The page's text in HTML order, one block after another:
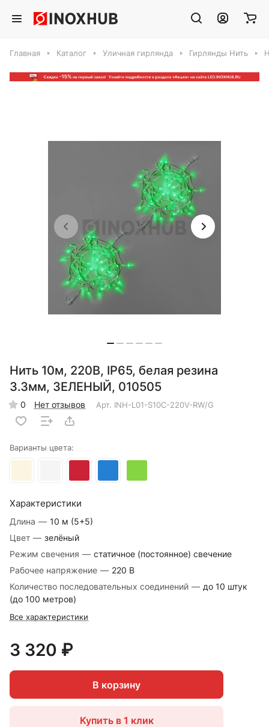
Главная Каталог Уличная гирлянда Гирлянды Нить
Нить 10м, 220В, IP65, белая резина
3.3мм, ЗЕЛЕНЫЙ, 010505
0 Нет отзывов Арт. INH-L01-S10C-220V-RW/G
Варианты цвета:
Характеристики
Длина — 10 м (5+5)
Цвет — зелёный
Режим свечения — статичное (постоянное) свечение
Рабочее напряжение — 220 В
Количество последовательных соединений — до 10 штук
(до 100 метров)
Все характеристики
3 320 ₽
В корзину
Купить в 1 клик